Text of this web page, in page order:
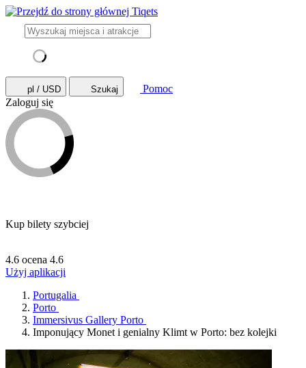
pl / USD Szukaj
Pomoc
Zaloguj się
Kup bilety szybciej
4.6 ocena 4.6
Użyj aplikacji
Portugalia
Porto
Immersivus Gallery Porto
Imponujący Monet i genialny Klimt w Porto: bez kolejki